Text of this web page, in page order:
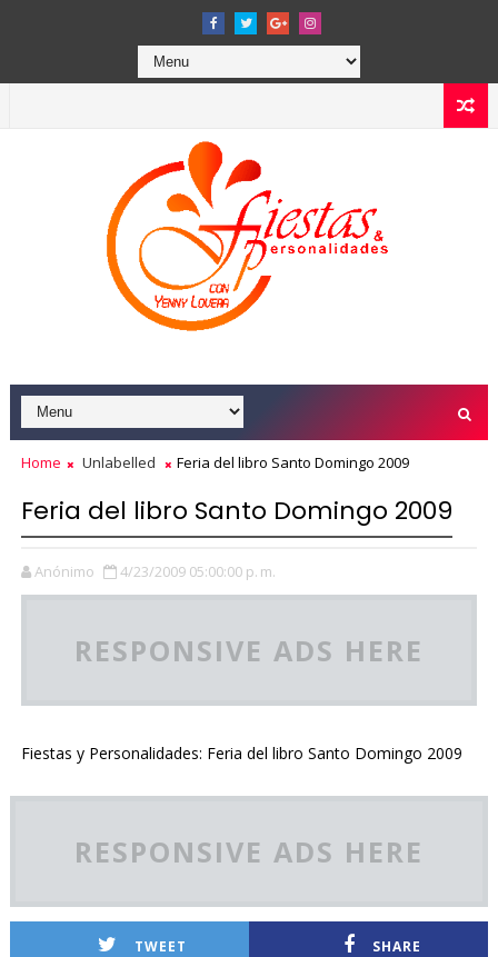
Home Unlabelled Feria del libro Santo Domingo 2009
Feria del libro Santo Domingo 2009
Anónimo 4/23/2009 05:00:00 p. m.
RESPONSIVE ADS HERE
Fiestas y Personalidades: Feria del libro Santo Domingo 2009
RESPONSIVE ADS HERE
TWEET SHARE